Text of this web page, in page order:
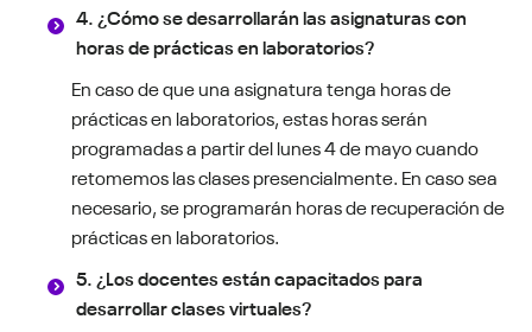
4. ¿Cómo se desarrollarán las asignaturas con
horas de prácticas en laboratorios?
En caso de que una asignatura tenga horas de
prácticas en laboratorios, estas horas serán
programadas a partir del lunes 4 de mayo cuando
retomemos las clases presencialmente. En caso sea
necesario, se programarán horas de recuperación de
prácticas en laboratorios.
5. ¿Los docentes están capacitados para
desarrollar clases virtuales?